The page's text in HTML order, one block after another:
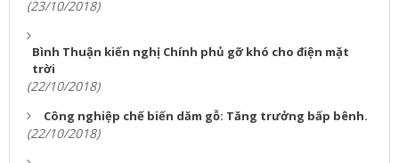
(23/10/2018)
Bình Thuận kiến nghị Chính phủ gỡ khó cho điện mặt
trời
(22/10/2018)
Công nghiệp chế biến dăm gỗ: Tăng trưởng bấp bênh.
(22/10/2018)